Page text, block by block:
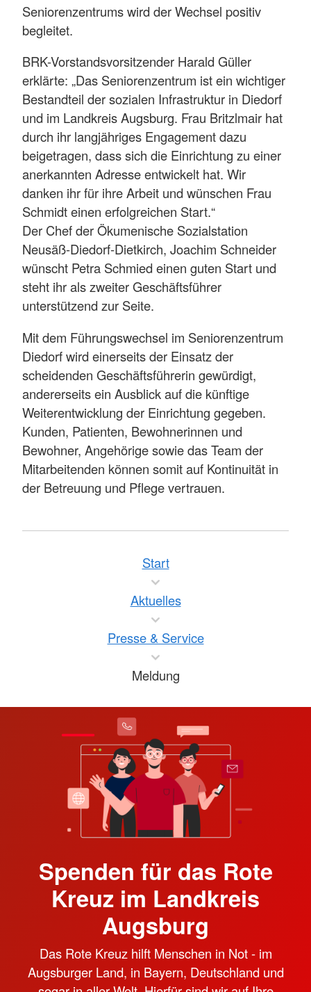
Seniorenzentrums wird der Wechsel positiv
begleitet.
BRK-Vorstandsvorsitzender Harald Güller
erklärte: „Das Seniorenzentrum ist ein wichtiger
Bestandteil der sozialen Infrastruktur in Diedorf
und im Landkreis Augsburg. Frau Britzlmair hat
durch ihr langjähriges Engagement dazu
beigetragen, dass sich die Einrichtung zu einer
anerkannten Adresse entwickelt hat. Wir
danken ihr für ihre Arbeit und wünschen Frau
Schmidt einen erfolgreichen Start.“
Der Chef der Ökumenische Sozialstation
Neusäß-Diedorf-Dietkirch, Joachim Schneider
wünscht Petra Schmied einen guten Start und
steht ihr als zweiter Geschäftsführer
unterstützend zur Seite.
Mit dem Führungswechsel im Seniorenzentrum
Diedorf wird einerseits der Einsatz der
scheidenden Geschäftsführerin gewürdigt,
andererseits ein Ausblick auf die künftige
Weiterentwicklung der Einrichtung gegeben.
Kunden, Patienten, Bewohnerinnen und
Bewohner, Angehörige sowie das Team der
Mitarbeitenden können somit auf Kontinuität in
der Betreuung und Pflege vertrauen.
Start
Aktuelles
Presse & Service
Meldung
Spenden für das Rote
Kreuz im Landkreis
Augsburg
Das Rote Kreuz hilft Menschen in Not - im
Augsburger Land, in Bayern, Deutschland und